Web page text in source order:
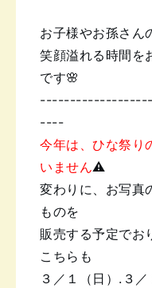
お子様やお孫さん
笑顔溢れる時間を
です🌸
----
今年は、ひな祭り
いません⚠️
変わりに、お写真
ものを
販売する予定でお
こちらも
３／１（日）.３